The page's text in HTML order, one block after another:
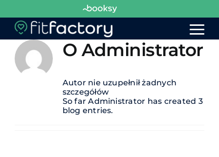
zawartości
O nas
Grafik
Cennik
O Administrator
Autor nie uzupełnił żadnych
szczegółów
So far Administrator has created 3
blog entries.